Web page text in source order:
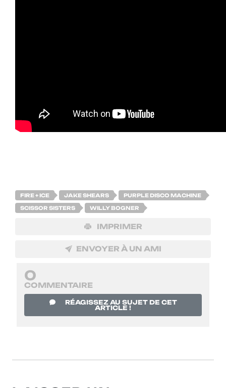
FIRE + ICE JAKE SHEARS PURPLE DISCO MACHINE
SCISSOR SISTERS WILLY BOGNER
IMPRIMER
ENVOYER À UN AMI
0
COMMENTAIRE
RÉAGISSEZ AU SUJET DE CET
ARTICLE !